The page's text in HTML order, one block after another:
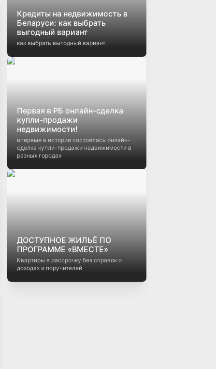
Кредиты на недвижимость в
Беларуси: как выбрать
выгодный вариант
Первая в РБ онлайн-сделка
купли-продажи
недвижимости!
сделка купли-продажи недвижимости в
ДОСТУПНОЕ ЖИЛЬЁ ПО
ПРОГРАММЕ «ВМЕСТЕ»
Квартиры в рассрочку без справок о